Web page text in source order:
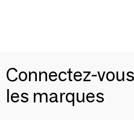
Connectez-
les marques